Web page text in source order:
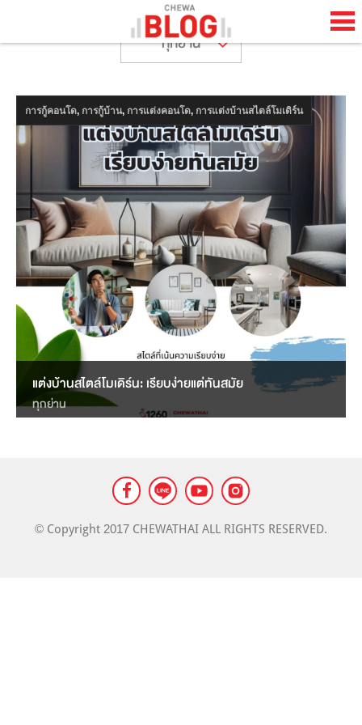
HOME
CHEWA BLOG
ABOUT BLOG
HAPPENING
LIFESTYLE
HOW TO
COOL STUFF
LANDMARK
MASS TRANSIT NEWS
ทุกย่าน
แต่งบ้านสไตล์โมเดิร์น: เรียบง่ายแต่ทันสมัย
ทุกย่าน
การกู้คอนโด, การกู้บ้าน, การแต่งคอนโด, การแต่งบ้านสไตล์โมเดิร์น
© Copyright 2017 CHEWATHAI ALL RIGHTS RESERVED.